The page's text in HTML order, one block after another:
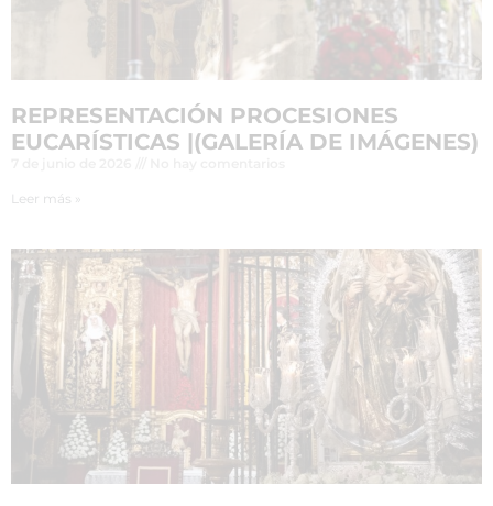
REPRESENTACIÓN PROCESIONES
EUCARÍSTICAS |(GALERÍA DE IMÁGENES)
Leer más »